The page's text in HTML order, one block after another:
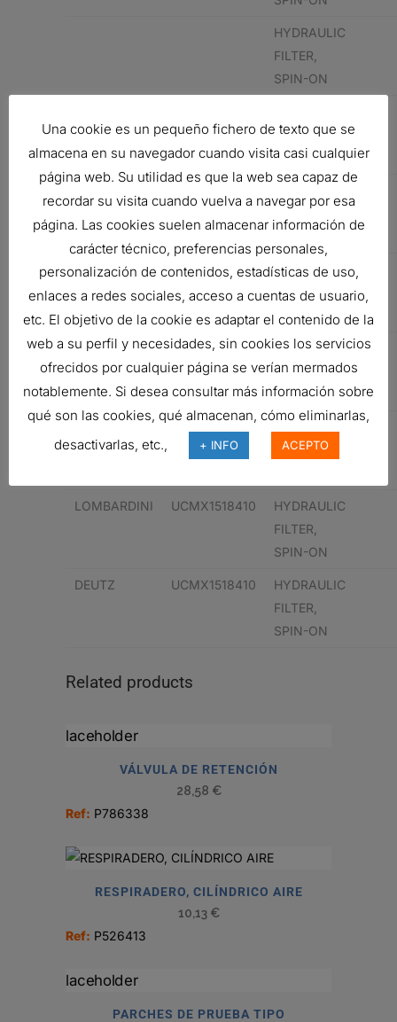
HYDRAULIC
FILTER,
SPIN-ON
FILTER,
SPIN-ON
FILTER,
KUBOTA 44524001
HYDRAULIC
FILTER,
SPIN-ON
PERKINS 44524001
HYDRAULIC
FILTER,
SPIN-ON
FILTER,
LOMBARDINI UCMX1518410
HYDRAULIC
FILTER,
SPIN-ON
DEUTZ UCMX1518410
HYDRAULIC
FILTER,
SPIN-ON
Related products
VÁLVULA DE RETENCIÓN
28,58 €
Ref: P786338
RESPIRADERO, CILÍNDRICO AIRE
10,13 €
Ref: P526413
PARCHES DE PRUEBA TIPO
Una cookie es un pequeño fichero de texto que se
almacena en su navegador cuando visita casi cualquier
página web. Su utilidad es que la web sea capaz de
recordar su visita cuando vuelva a navegar por esa
página. Las cookies suelen almacenar información de
carácter técnico, preferencias personales,
personalización de contenidos, estadísticas de uso,
enlaces a redes sociales, acceso a cuentas de usuario,
etc. El objetivo de la cookie es adaptar el contenido de la
web a su perfil y necesidades, sin cookies los servicios
ofrecidos por cualquier página se verían mermados
notablemente. Si desea consultar más información sobre
qué son las cookies, qué almacenan, cómo eliminarlas,
desactivarlas, etc.,
+ INFO ACEPTO